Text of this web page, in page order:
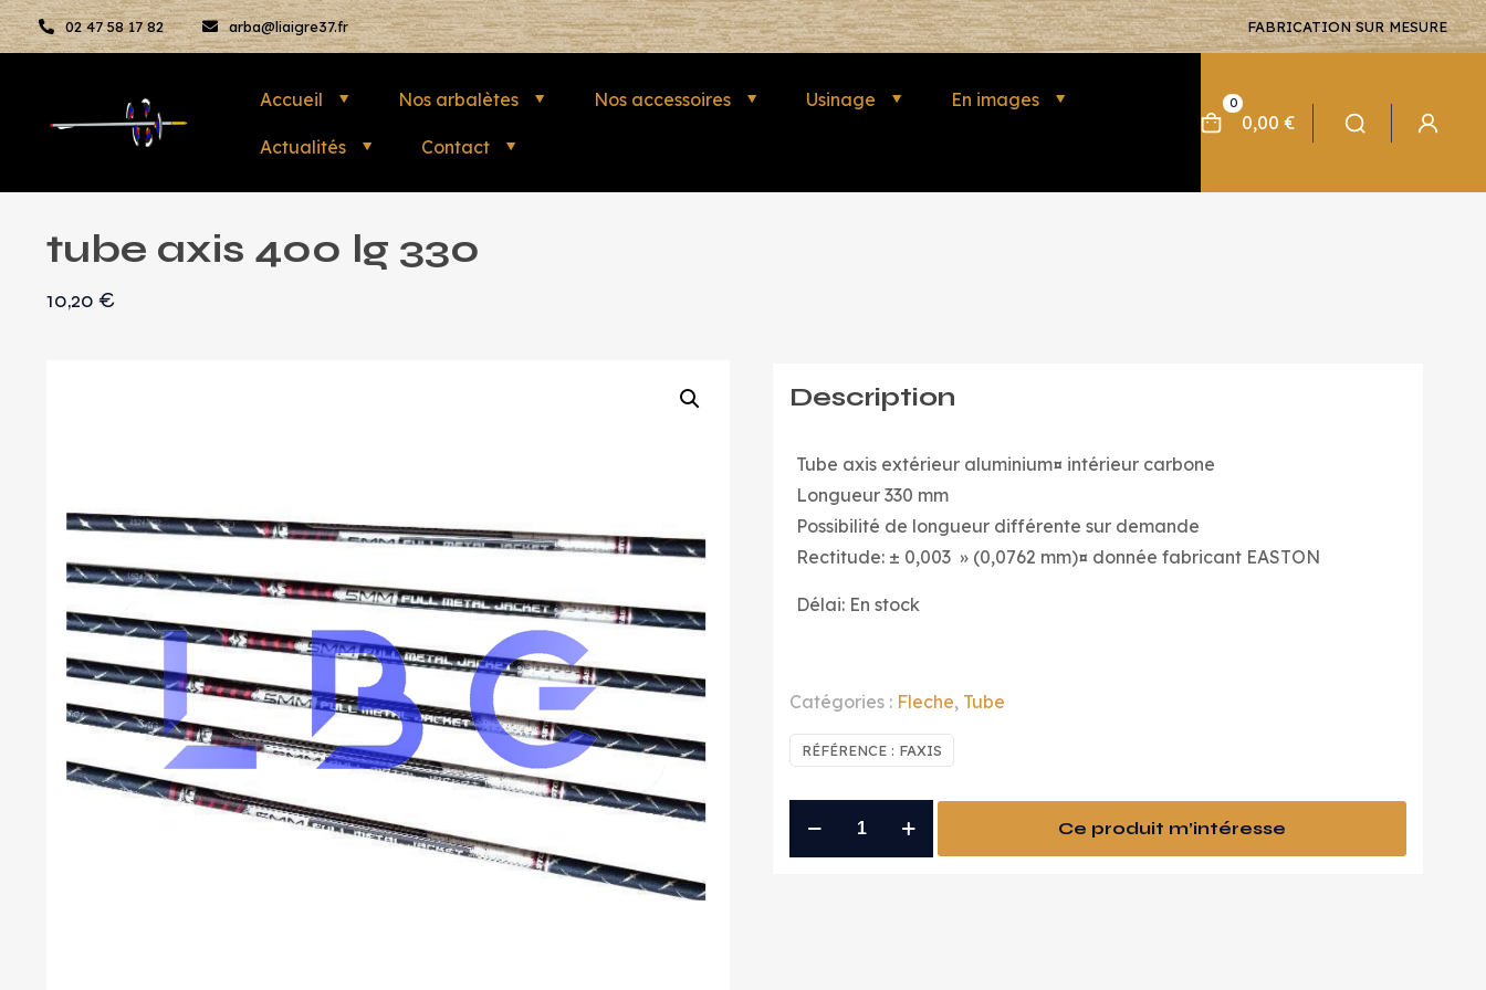
02 47 58 17 82 arba@liaigre37.fr FABRICATION SUR MESURE
Accueil Nos arbalètes Nos accessoires Usinage En images
Actualités Contact
0
0,00 €
tube axis 400 lg 330
10,20 €
Description
Tube axis extérieur aluminium¤ intérieur carbone
Longueur 330 mm
Possibilité de longueur différente sur demande
Rectitude: ± 0,003 » (0,0762 mm)¤ donnée fabricant EASTON
Délai: En stock
Catégories : Fleche, Tube
RÉFÉRENCE : FAXIS
Ce produit m’intéresse